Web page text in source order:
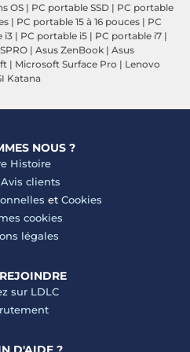
OS | PC portable SSD | PC portable
| PC portable 15 à 16 pouces | PC
i3 | PC portable i5 | PC portable i7 |
| Asus ZenBook | Asus
| Microsoft Surface Pro | Lenovo
Katana
NOUS ?
Histoire
Avis clients
et Cookies
cookies
légales
sur LDLC